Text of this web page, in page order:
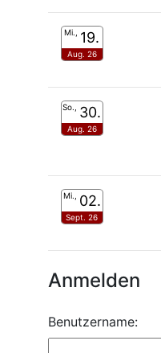
Mi., 19.
Aug. 26
So., 30.
Aug. 26
Mi., 02.
Sept. 26
Anmelden
Benutzername: